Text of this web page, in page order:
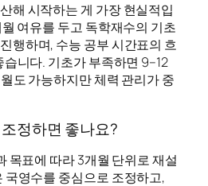
해 시작하는 게 가장 현실적입
여유를 두고 독학재수의 기초
행하며, 수능 공부 시간표의 흐
니다. 기초가 부족하면 9–12
도 가능하지만 체력 관리가 중
정하면 좋나요?
목표에 따라 3개월 단위로 재설
국영수를 중심으로 조정하고,